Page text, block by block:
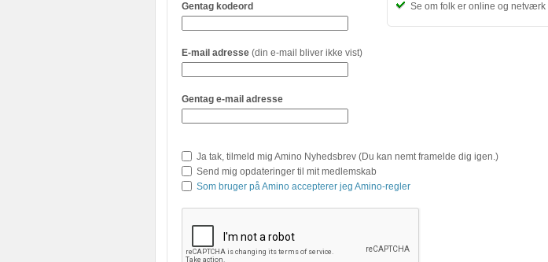
Se om folk er online og netværk
Gentag kodeord
E-mail adresse (din e-mail bliver ikke vist)
Gentag e-mail adresse
Ja tak, tilmeld mig Amino Nyhedsbrev (Du kan nemt framelde dig igen.)
Send mig opdateringer til mit medlemskab
Som bruger på Amino accepterer jeg Amino-regler